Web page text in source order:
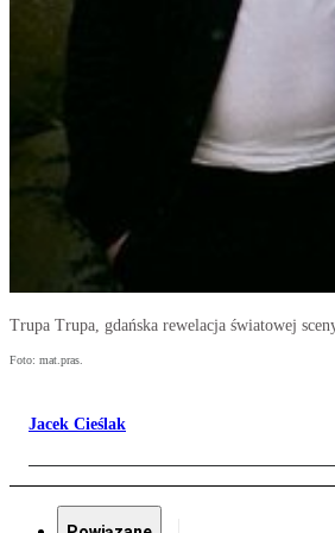
Trupa Trupa, gdańska rewelacja światowej
Foto: mat.pras.
Jacek Cieślak